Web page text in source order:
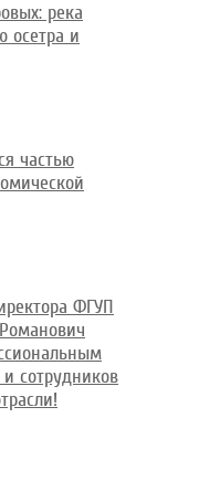
река
осетра и
частью
ФГУП
сотрудников